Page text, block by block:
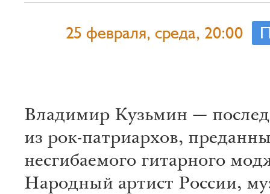
25 февраля, среда, 20:00
Владимир Кузьмин —
из рок-патриархов,
несгибаемого гитарного
Народный артист России,